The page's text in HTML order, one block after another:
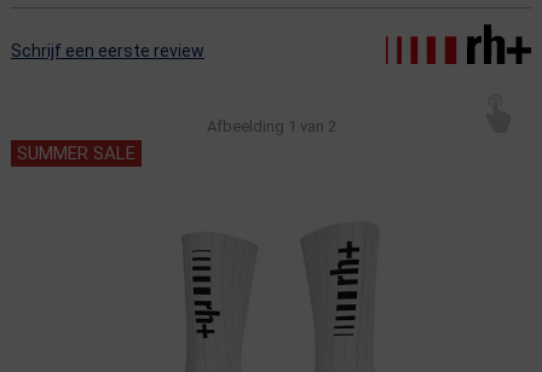
Schrijf een eerste review
Afbeelding 1 van 2
SUMMER SALE